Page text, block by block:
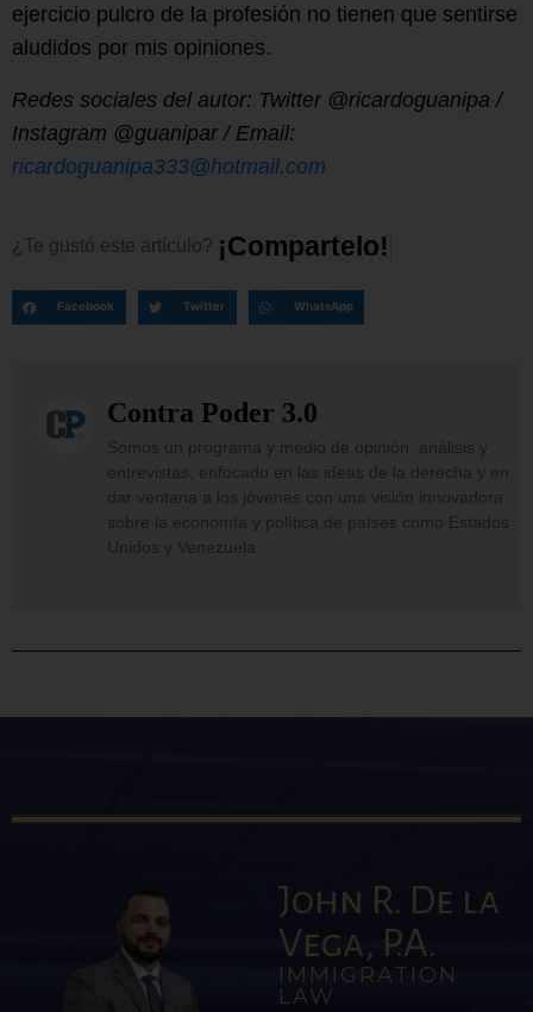
ejercicio pulcro de la profesión no tienen que sentirse
aludidos por mis opiniones.
Redes sociales del autor: Twitter @ricardoguanipa /
Instagram @guanipar / Email:
ricardoguanipa333@hotmail.com
¿Te gustó este artículo? ¡Compartelo!
Facebook Twitter WhatsApp
Contra Poder 3.0
Somos un programa y medio de opinión, análisis y
entrevistas, enfocado en las ideas de la derecha y en
dar ventana a los jóvenes con una visión innovadora
sobre la economía y política de países como Estados
Unidos y Venezuela.
John R. De la
Vega, P.A.
IMMIGRATION
LAW